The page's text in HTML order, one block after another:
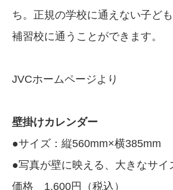
ち。正規の学校に通えない子ども
補習校に通うことができます。
JVCホームページより
壁掛けカレンダー
●サイズ：縦560mm×横385mm
●写真が壁に映える、大きなサイ
価格 1,600円（税込）